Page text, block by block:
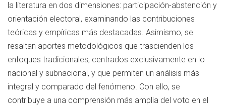
la literatura en dos dimensiones: participación-abstención y
orientación electoral, examinando las contribuciones
teóricas y empíricas más destacadas. Asimismo, se
resaltan aportes metodológicos que trascienden los
enfoques tradicionales, centrados exclusivamente en lo
nacional y subnacional, y que permiten un análisis más
integral y comparado del fenómeno. Con ello, se
contribuye a una comprensión más amplia del voto en el